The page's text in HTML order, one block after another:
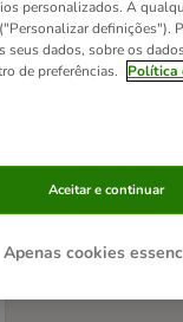
Esgotado
personalizados. A
definições").
dados, sobre os
de preferências.
Política
Apenas cookies
Aceitar e continuar